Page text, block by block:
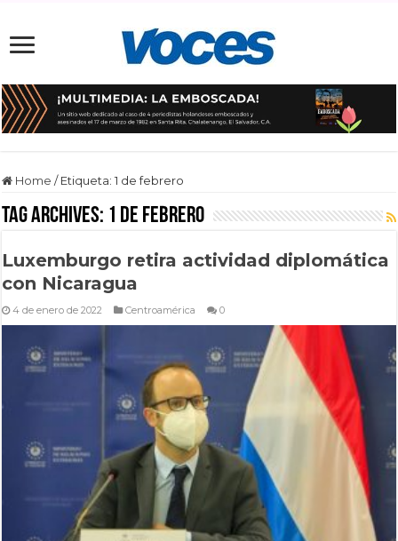
Home / Etiqueta:1 de febrero
Tag Archives: 1 de febrero
Luxemburgo retira actividad diplomática
con Nicaragua
4 de enero de 2022 Centroamérica 0